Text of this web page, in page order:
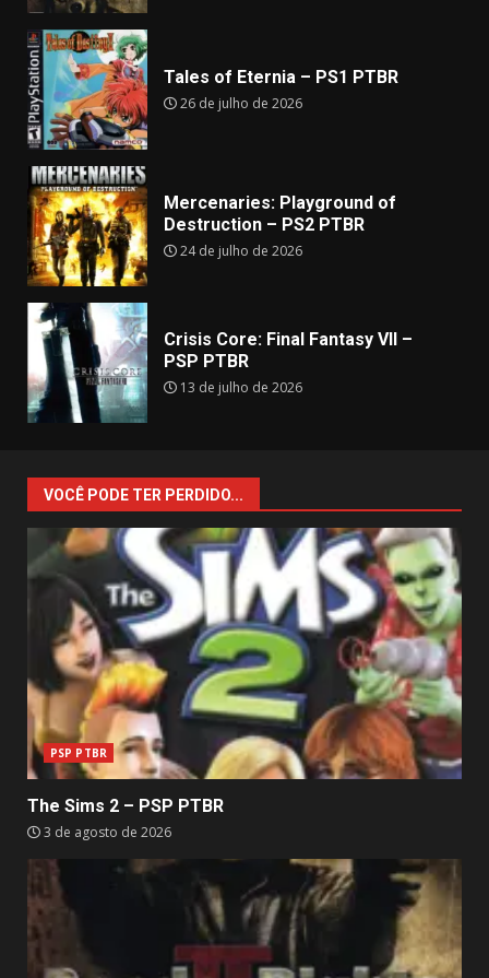
Tales of Eternia – PS1 PTBR
26 de julho de 2026
Mercenaries: Playground of
Destruction – PS2 PTBR
24 de julho de 2026
Crisis Core: Final Fantasy VII –
PSP PTBR
13 de julho de 2026
VOCÊ PODE TER PERDIDO...
PSP PTBR
The Sims 2 – PSP PTBR
3 de agosto de 2026